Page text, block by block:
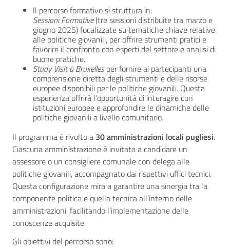
Il percorso formativo si struttura in:
Sessioni Formative(tre sessioni distribuite tra marzo e
giugno 2025) focalizzate su tematiche chiave relative
alle politiche giovanili, per offrire strumenti pratici e
favorire il confronto con esperti del settore e analisi di
buone pratiche.
Study Visit a Bruxellesper fornire ai partecipanti una
comprensione diretta degli strumenti e delle risorse
europee disponibili per le politiche giovanili. Questa
esperienza offrirà l’opportunità di interagire con
istituzioni europee e approfondire le dinamiche delle
politiche giovanili a livello comunitario.
Il programma è rivolto a 30 amministrazioni locali pugliesi.
Ciascuna amministrazione è invitata a candidare un
assessore o un consigliere comunale con delega alle
politiche giovanili, accompagnato dai rispettivi uffici tecnici.
Questa configurazione mira a garantire una sinergia tra la
componente politica e quella tecnica all’interno delle
amministrazioni, facilitando l’implementazione delle
conoscenze acquisite.
Gli obiettivi del percorso sono: